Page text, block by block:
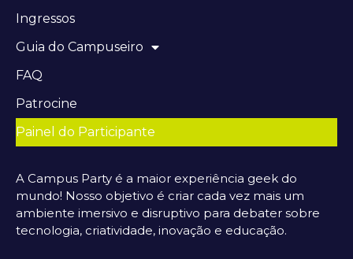
Ingressos
Guia do Campuseiro
FAQ
Patrocine
Painel do Participante
A Campus Party é a maior experiência geek do
mundo! Nosso objetivo é criar cada vez mais um
ambiente imersivo e disruptivo para debater sobre
tecnologia, criatividade, inovação e educação.